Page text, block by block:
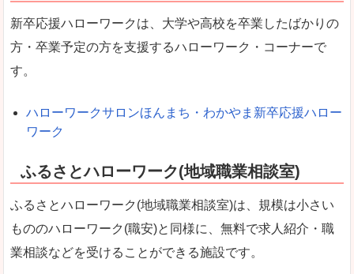
新卒応援ハローワークは、大学や高校を卒業したばかりの
方・卒業予定の方を支援するハローワーク・コーナーで
す。
ハローワークサロンほんまち・わかやま新卒応援ハロー
ワーク
ふるさとハローワーク(地域職業相談室)
ふるさとハローワーク(地域職業相談室)は、規模は小さい
もののハローワーク(職安)と同様に、無料で求人紹介・職
業相談などを受けることができる施設です。